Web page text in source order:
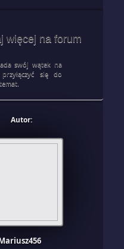
więcej na forum
swój wątek na
się do
Autor: